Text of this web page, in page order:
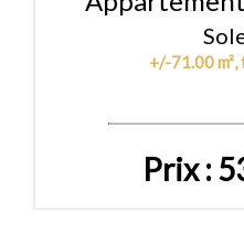
+/-71.00 m²,
Prix :